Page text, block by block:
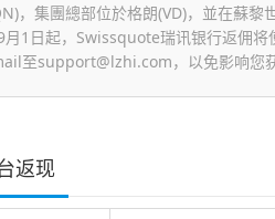
，集團總部位於格朗(VD)，並在蘇
月1日起，Swissquote瑞讯银行返佣
至support@lzhi.com，以免影响您
返现